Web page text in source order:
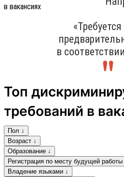
в
Топ
требований в
Пол ↓
Возраст ↓
Образование ↓
Регистрация по месту будущей работы
Владение языками ↓